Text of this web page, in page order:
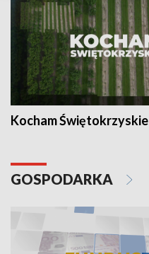
Kocham Świętokrzyskie
GOSPODARKA